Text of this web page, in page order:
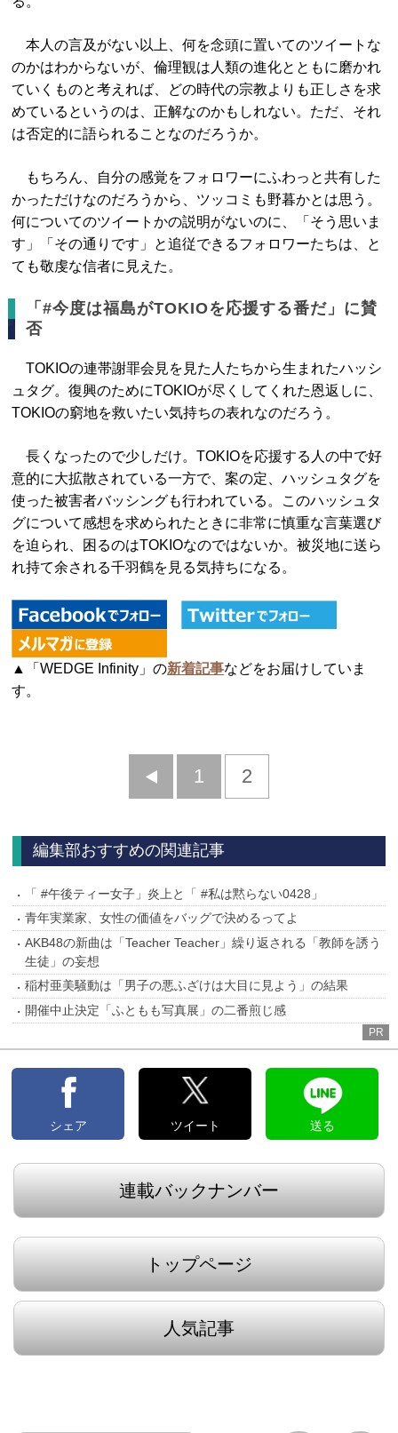
本人の言及がない以上、何を念頭に置いてのツイートな
のかはわからないが、倫理観は人類の進化とともに磨かれ
ていくものと考えれば、どの時代の宗教よりも正しさを求
めているというのは、正解なのかもしれない。ただ、それ
は否定的に語られることなのだろうか。
もちろん、自分の感覚をフォロワーにふわっと共有した
かっただけなのだろうから、ツッコミも野暮かとは思う。
何についてのツイートかの説明がないのに、「そう思いま
す」「その通りです」と追従できるフォロワーたちは、と
ても敬虔な信者に見えた。
「#今度は福島がTOKIOを応援する番だ」に賛
否
TOKIOの連帯謝罪会見を見た人たちから生まれたハッシ
ュタグ。復興のためにTOKIOが尽くしてくれた恩返しに、
TOKIOの窮地を救いたい気持ちの表れなのだろう。
長くなったので少しだけ。TOKIOを応援する人の中で好
意的に大拡散されている一方で、案の定、ハッシュタグを
使った被害者バッシングも行われている。このハッシュタ
グについて感想を求められたときに非常に慎重な言葉選び
を迫られ、困るのはTOKIOなのではないか。被災地に送ら
れ持て余される千羽鶴を見る気持ちになる。
▲「WEDGE Infinity」の新着記事などをお届けしていま
す。
前
1 2
編集部おすすめの関連記事
「 #午後ティー女子」炎上と「 #私は黙らない0428」
青年実業家、女性の価値をバッグで決めるってよ
AKB48の新曲は「Teacher Teacher」繰り返される「教師を誘う
生徒」の妄想
稲村亜美騒動は「男子の悪ふざけは大目に見よう」の結果
開催中止決定「ふともも写真展」の二番煎じ感
PR
シェア ツイート 送る
連載バックナンバー
トップページ
人気記事